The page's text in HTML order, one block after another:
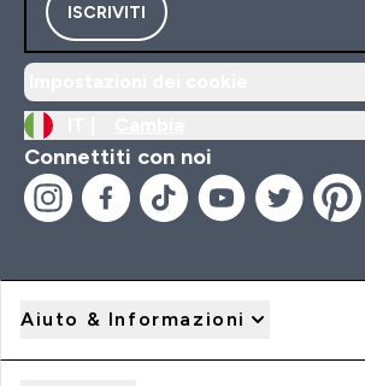
ISCRIVITI
Connettiti con noi
Aiuto & Informazioni